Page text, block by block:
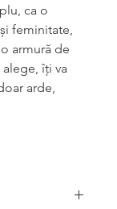
ca o
feminitate,
armură de
îți va
arde,